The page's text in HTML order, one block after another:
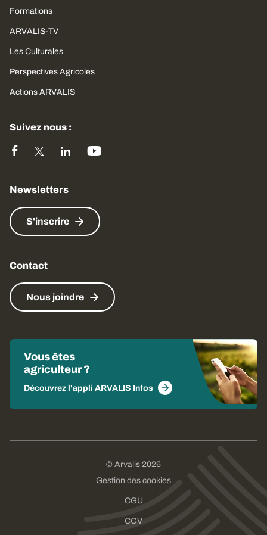
Formations
ARVALIS-TV
Les Culturales
Perspectives Agricoles
Actions ARVALIS
Suivez nous :
Newsletters
S'inscrire
Contact
Nous joindre
Vous êtes
agriculteur ?
Découvrez l'appli ARVALIS Infos
© Arvalis 2026
Gestion des cookies
CGU
CGV